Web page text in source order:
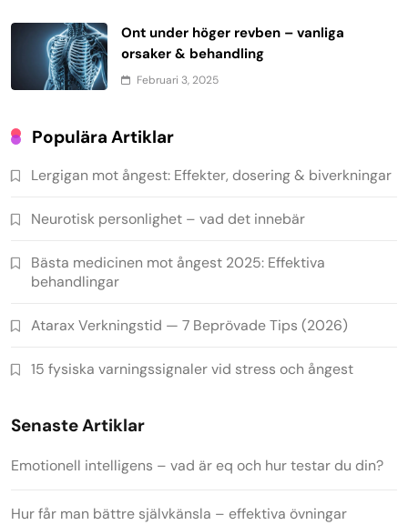
Ont under höger revben – vanliga
orsaker & behandling
Februari 3, 2025
Populära Artiklar
Lergigan mot ångest: Effekter, dosering & biverkningar
Neurotisk personlighet – vad det innebär
Bästa medicinen mot ångest 2025: Effektiva
behandlingar
Atarax Verkningstid — 7 Beprövade Tips (2026)
15 fysiska varningssignaler vid stress och ångest
Senaste Artiklar
Emotionell intelligens – vad är eq och hur testar du din?
Hur får man bättre självkänsla – effektiva övningar